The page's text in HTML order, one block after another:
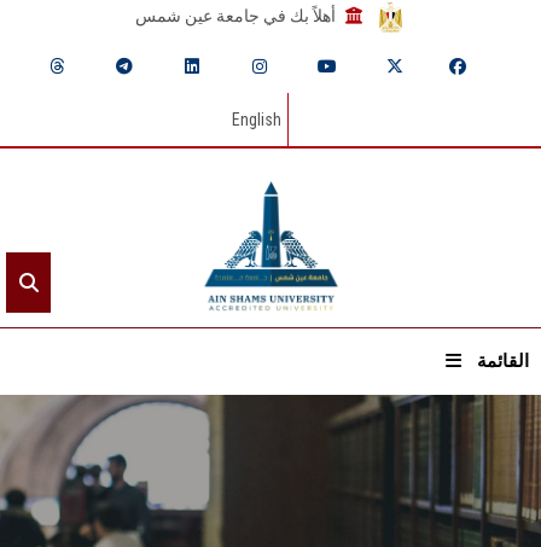
أهلاً بك في جامعة عين شمس
English
القائمة
الرئيسيـة
عن الجامعة